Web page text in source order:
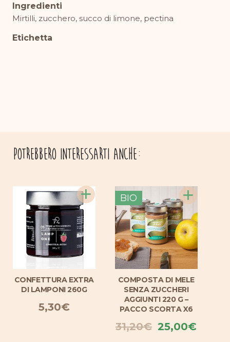
Ingredienti
Mirtilli, zucchero, succo di limone, pectina
Etichetta
Potrebbero interessarti anche:
CONFETTURA EXTRA
DI LAMPONI 260G
5,30€
+
COMPOSTA DI MELE
SENZA ZUCCHERI
AGGIUNTI 220 G –
PACCO SCORTA X6
31,20€ Il
25,00€Il
BIO +